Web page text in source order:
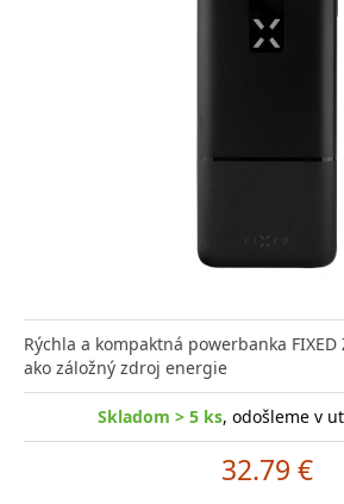
Rýchla a kompaktná powerbanka
ako záložný zdroj energie
Skladom > 5 ks, odošleme v
32.79 €